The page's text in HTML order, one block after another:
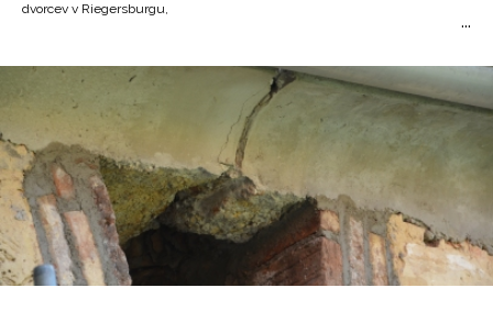
dvorcev v Riegersburgu,